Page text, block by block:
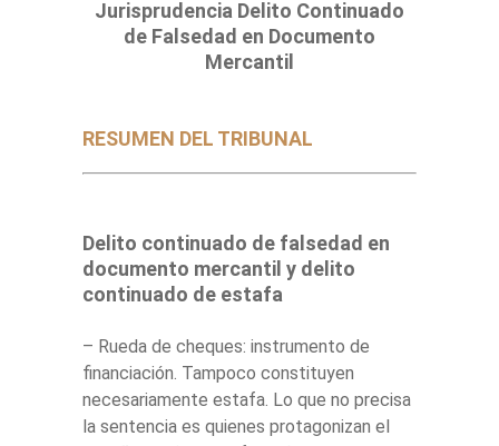
Jurisprudencia Delito Continuado
de Falsedad en Documento
Mercantil
RESUMEN DEL TRIBUNAL
Delito continuado de falsedad en
documento mercantil y delito
continuado de estafa
– Rueda de cheques: instrumento de
financiación. Tampoco constituyen
necesariamente estafa. Lo que no precisa
la sentencia es quienes protagonizan el